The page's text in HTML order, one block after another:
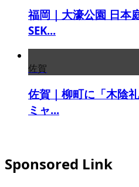
福岡｜大濠公園 日本
SEK...
佐賀
佐賀｜柳町に「木陰
ミャ...
Sponsored Link